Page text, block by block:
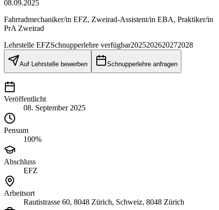
08.09.2025
Fahrradmechaniker/in EFZ, Zweirad-Assistent/in EBA, Praktiker/in
PrA Zweirad
Lehrstelle EFZSchnupperlehre verfügbar2025202620272028
Auf Lehrstelle bewerben Schnupperlehre anfragen
Veröffentlicht
08. September 2025
Pensum
100%
Abschluss
EFZ
Arbeitsort
Rautistrasse 60, 8048 Zürich, Schweiz, 8048 Zürich